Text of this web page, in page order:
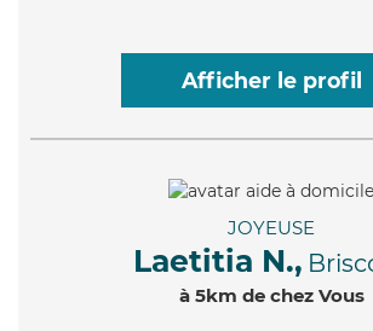
Afficher le profil
JOYEUSE
Laetitia N.,
à 5km de chez Vous